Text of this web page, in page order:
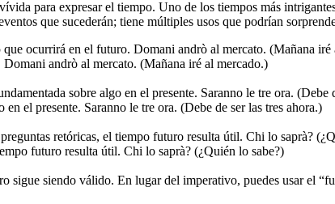
para expresar el tiempo. Uno de los tiempos más
que sucederán; tiene múltiples usos que podrían
ocurrirá en el futuro. Domani andrò al mercato. (Mañana iré
andrò al mercato. (Mañana iré al mercado.)
sobre algo en el presente. Saranno le tre ora. (Debe
el presente. Saranno le tre ora. (Debe de ser las tres ahora.)
retóricas, el tiempo futuro resulta útil. Chi lo saprà?
futuro resulta útil. Chi lo saprà? (¿Quién lo sabe?)
sigue siendo válido. En lugar del imperativo, puedes usar el